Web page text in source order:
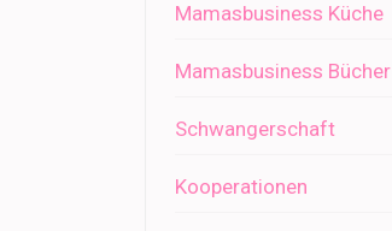
Mamasbusiness Küche
Mamasbusiness Bücher
Schwangerschaft
Kooperationen